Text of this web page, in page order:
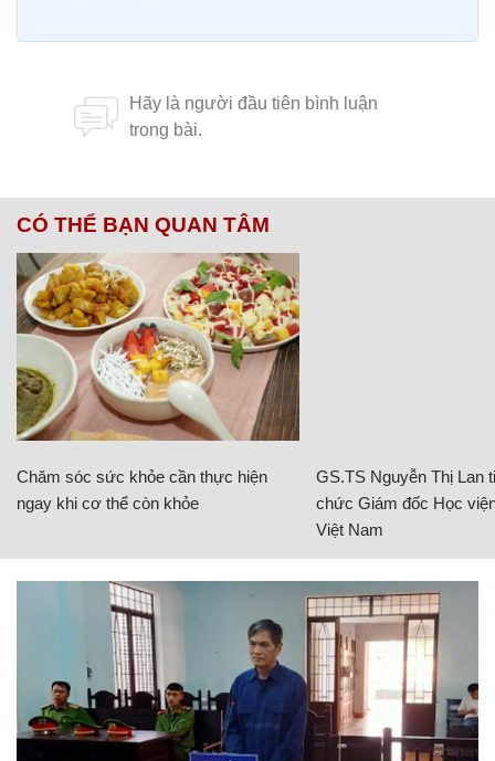
CÓ THỂ BẠN QUAN TÂM
Chăm sóc sức khỏe cần thực hiện
ngay khi cơ thể còn khỏe
GS.TS Nguyễn Thị Lan
chức Giám đốc Học
Việt Nam